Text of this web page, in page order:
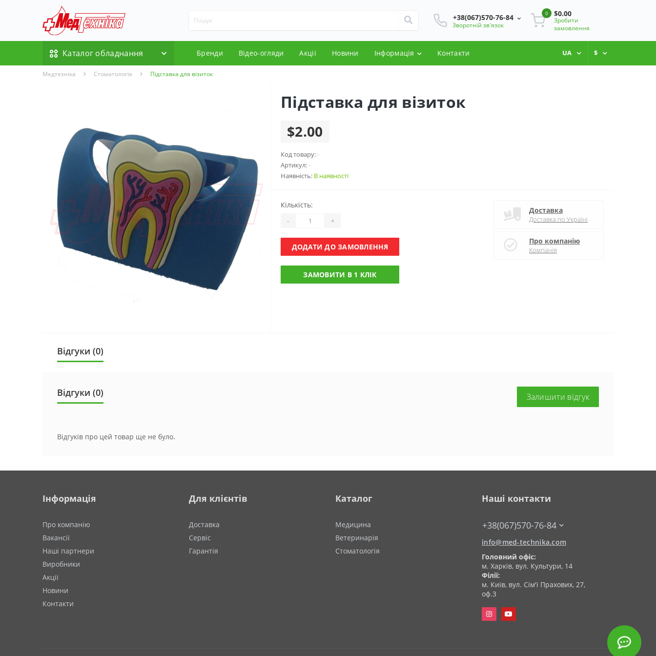
+38(067)570-76-84
Зворотній зв'язок
0 $0.00
Зробити
замовлення
Каталог обладнання Бренди Відео-огляди Акції Новини Інформація Контакти UA $
Медтехніка Стоматологія Підставка для візиток
Підставка для візиток
$2.00
Код товару:-
Артикул:-
Наявність: В наявності
Кількість:
- +
ДОДАТИ ДО ЗАМОВЛЕННЯ
ЗАМОВИТИ В 1 КЛІК
Доставка
Доставка по Україні
Про компанію
Компанія
Відгуки (0)
Відгуки (0) Залишити відгук
Відгуків про цей товар ще не було.
Інформація
Про компанію
Вакансії
Наші партнери
Виробники
Акції
Новини
Контакти
Для клієнтів
Доставка
Сервіс
Гарантія
Каталог
Медицина
Ветеринарія
Стоматологія
Наші контакти
+38(067)570-76-84
info@med-technika.com
Головний офіс:
м. Харків, вул. Культури, 14
Філії:
м. Київ, вул. Сім'ї Прахових, 27,
оф.3